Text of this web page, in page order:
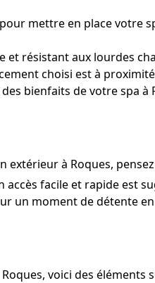
mettre en place votre
et résistant aux lourdes
choisi est à
bienfaits de votre spa
à Roques,
accès facile et rapide est
un moment de détente
voici des éléments